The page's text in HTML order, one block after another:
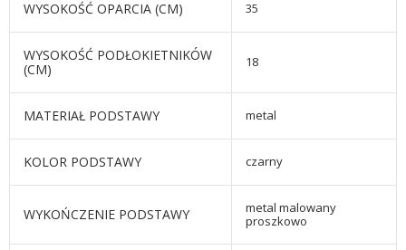
WYSOKOŚĆ OPARCIA (CM) 35
WYSOKOŚĆ PODŁOKIETNIKÓW
(CM)
18
MATERIAŁ PODSTAWY metal
KOLOR PODSTAWY czarny
WYKOŃCZENIE PODSTAWY
metal malowany
proszkowo